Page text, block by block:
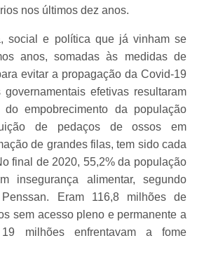
nos últimos dez anos.
social e política que já vinham se
anos, somadas às medidas de
evitar a propagação da Covid-19
efetivas resultaram
empobrecimento da população
de pedaços de ossos em
de grandes filas, tem sido cada
final de 2020, 55,2% da população
insegurança alimentar, segundo
Eram 116,8 milhões de
sem acesso pleno e permanente a
milhões enfrentavam a fome